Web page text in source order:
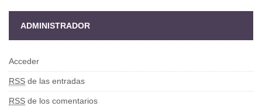
ADMINISTRADOR
Acceder
RSS de las entradas
RSS de los comentarios